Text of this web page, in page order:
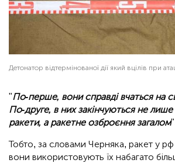
Детонатор відтермінованої дії який вцілів при
"По-перше, вони справді вчаться на
По-друге, в них закінчуються не
ракети, а ракетне озброєння загалом
Тобто, за словами Черняка, ракет у рф
вони використовують їх набагато